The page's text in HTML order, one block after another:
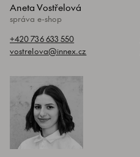
Aneta Vostřelová
správa e-shop
+420 736 633 550
vostrelova@innex.cz